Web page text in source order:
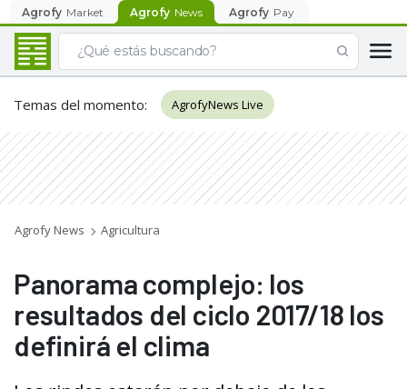
Agrofy Market Agrofy News Agrofy Pay
Temas del momento: AgrofyNews Live
Agrofy News Agricultura
Panorama complejo: los
resultados del ciclo 2017/18 los
definirá el clima